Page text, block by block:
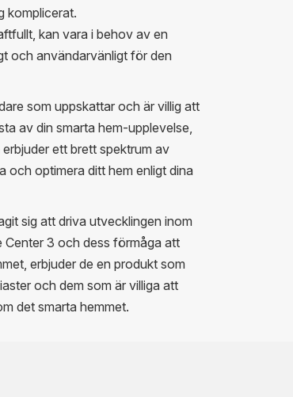
komplicerat.
kan vara i behov av en
och användarvänligt för den
som uppskattar och är villig att
av din smarta hem-upplevelse,
ett brett spektrum av
och optimera ditt hem enligt dina
sig att driva utvecklingen inom
Center 3 och dess förmåga att
erbjuder de en produkt som
och dem som är villiga att
det smarta hemmet.